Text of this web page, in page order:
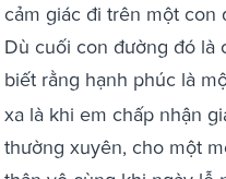
cảm giác đi trên một con
Dù cuối con đường đó là
biết rằng hạnh phúc là
xa là khi em chấp nhận
thường xuyên, cho một